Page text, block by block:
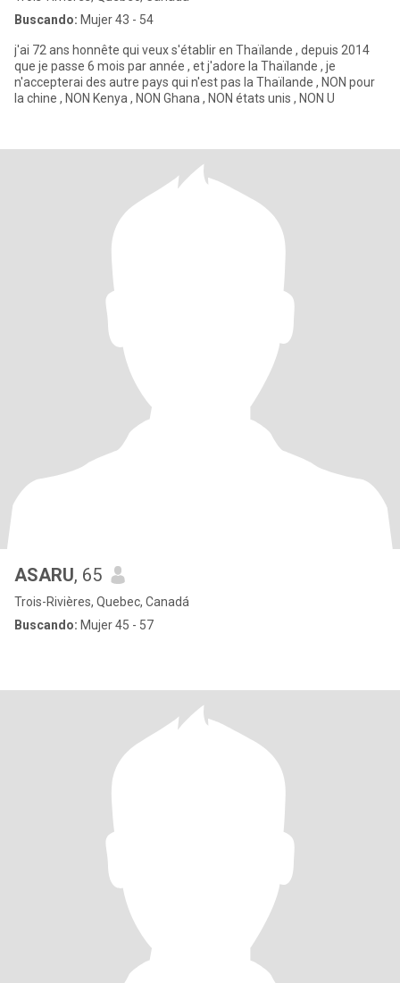
Buscando: Mujer 43 - 54
j'ai 72 ans honnête qui veux s'établir en Thaïlande , depuis 2014
que je passe 6 mois par année , et j'adore la Thaïlande , je
n'accepterai des autre pays qui n'est pas la Thaïlande , NON pour
la chine , NON Kenya , NON Ghana , NON états unis , NON U
ASARU, 65
Trois-Rivières, Quebec, Canadá
Buscando: Mujer 45 - 57